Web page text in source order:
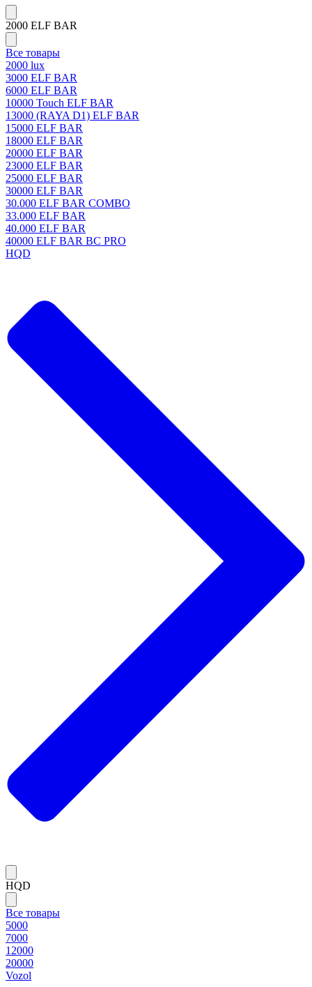
2000 ELF BAR
Все товары
2000 lux
3000 ELF BAR
6000 ELF BAR
10000 Touch ELF BAR
13000 (RAYA D1) ELF BAR
15000 ELF BAR
18000 ELF BAR
20000 ELF BAR
23000 ELF BAR
25000 ELF BAR
30000 ELF BAR
30.000 ELF BAR COMBO
33.000 ELF BAR
40.000 ELF BAR
40000 ELF BAR BC PRO
HQD
HQD
Все товары
5000
7000
12000
20000
Vozol